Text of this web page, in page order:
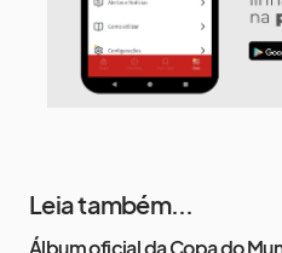
Leia também...
Álbum oficial da Copa do